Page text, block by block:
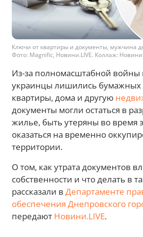
Ключи от квартиры и документы, мужчина
Фото: Magnific, Новини.LIVE. Коллаж:
Из-за полномасштабной войны
украинцы лишились бумажных
квартиры, дома и другую
документы могли остаться в
жилье, быть утеряны во время
оказаться на временно
территории.
О том, как утрата документов
собственности и что делать в
рассказали в Департаменте
обеспечения Днепровского
передают Новини.LIVE.